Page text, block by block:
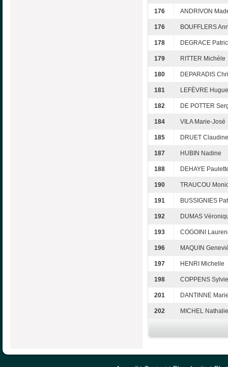
176 ANDRIVON
176 BOUFFLERS
178 DEGRACE
179 RITTER Michèle
180 DEPARADIS
181 LEFÈVRE
182 DE POTTER
184 VILA Marie-José
185 DRUET Claudine
187 HUBIN Nadine
188 DEHAYE
190 TRAUCOU
191 BUSSIGNIES
192 DUMAS
193 COGOINI
196 MAQUIN
197 HENRI Michelle
198 COPPENS Sylvie
201 DANTINNE
202 MICHEL Nathalie